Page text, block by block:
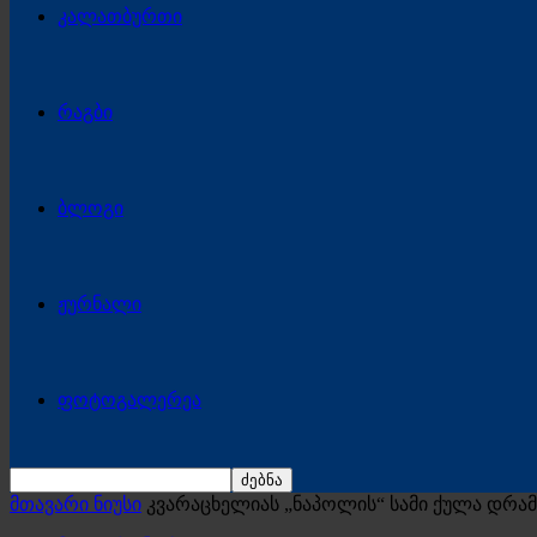
კალათბურთი
რაგბი
ბლოგი
ჟურნალი
ფოტოგალერეა
მთავარი ნიუსი კვარაცხელიას „ნაპოლის“ სამი ქულა